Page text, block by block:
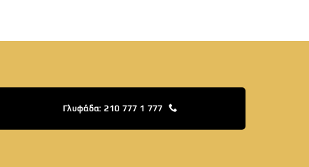
Γλυφάδα: 210 777 1 777